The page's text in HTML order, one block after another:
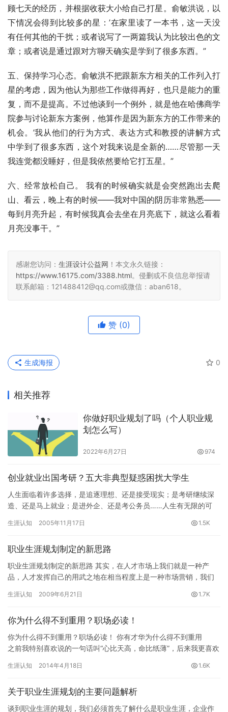
顾七天的经历，并根据收获大小给自己打星。俞敏洪说，以
下情况会得到比较多的星：’在家里读了一本书，这一天没
有任何其他的干扰；或者说写了一两篇我认为比较出色的文
章；或者说是通过跟对方聊天确实是学到了很多东西。”
五、保持学习心态。俞敏洪不把跟新东方相关的工作列入打
星的考虑，因为他认为那些工作做得再好，也只是能力的重
复，而不是提高。不过他谈到一个例外，就是他在哈佛商学
院参与讨论新东方案例，他算作是因为新东方的工作带来的
机会。’我从他们的行为方式、表达方式和教授的讲解方式
中学到了很多东西，这个对我来说是全新的……尽管那一天
我连觉都没睡好，但是我依然要给它打五星。”
六、经常放松自己。 我有的时候确实就是会突然跑出去爬
山、看云，晚上有的时候——我对中国的阴历非常熟悉——
每到月亮升起，有时候我真会去坐在月亮底下，就这么看着
月亮没事干。”
感谢您访问： 生涯设计公益网 ！本文永久链接：
https://www.16175.com/3388.html。侵删或不良信息举报请
联系邮箱：121488412@qq.com或微信：aban618。
赞 (0)
0
生成海报
相关推荐
你做好职业规划了吗（个人职业规
划怎么写）
2022年6月27日 974
创业就业出国考研？五大非典型疑惑困扰大学生
人生面临着许多选择，是追逐理想、还是接受现实；是考研继续深
造、还是马上就业；是进外企、还是考公务员……人生有无限的可
的结合…
生涯认知 2005年11月17日 1.5K
职业生涯规划制定的新思路
职业生涯规划制定的新思路 其实，在人才市场上我们就是一种产
品，人才发挥自己的用武之地在相当程度上是一种市场营销，我们
计划。…
生涯认知 2009年6月21日 1.7K
你为什么得不到重用？职场必读！
你为什么得不到重用？职场必读！ 你有才华为什么得不到重用
之前我特别喜欢说的一句话叫“心比天高，命比纸薄”，后来我更喜欢
生涯认知 2014年4月18日 1.6K
关于职业生涯规划的主要问题解析
谈到职业生涯的规划，我们必须首先了解什么是职业生涯，企业作